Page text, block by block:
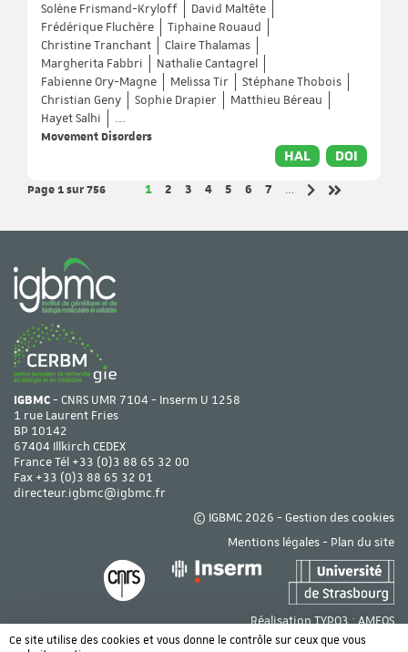
Solène Frismand-Kryloff
David Maltête
Frédérique Fluchère
Tiphaine Rouaud
Christine Tranchant
Claire Thalamas
Margherita Fabbri
Nathalie Cantagrel
Fabienne Ory-Magne
Melissa Tir
Stéphane Thobois
Christian Geny
Sophie Drapier
Matthieu Béreau
Hayet Salhi
...
Movement Disorders
HAL DOI
Page 1sur 756 Page
1 Page
2 Page
3 Page
4 Page
5 Page
6 Page
7
…
IGBMC- CNRS UMR 7104 - Inserm U 1258
1 rue Laurent Fries
BP 10142
67404 Illkirch CEDEX
France Tél +33 (0)3 88 65 32 00
Fax +33 (0)3 88 65 32 01
directeur.igbmc@igbmc.fr
© IGBMC 2026 - Gestion des cookies
Mentions légales- Plan du site
Réalisation TYPO3 :AMEOS
Ce site utilise des cookies et vous donne le contrôle sur ceux que vous